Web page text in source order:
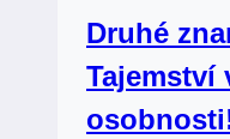
Druhé
Tajemství